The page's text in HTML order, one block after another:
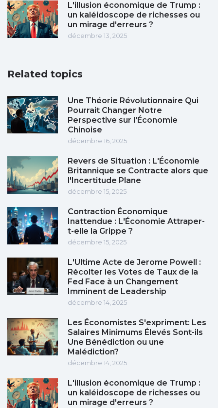
L'illusion économique de Trump :
un kaléidoscope de richesses ou
un mirage d'erreurs ?
décembre 13, 2025
Related topics
Une Théorie Révolutionnaire Qui
Pourrait Changer Notre
Perspective sur l'Économie
Chinoise
décembre 16, 2025
Revers de Situation : L'Économie
Britannique se Contracte alors que
l'Incertitude Plane
décembre 15, 2025
Contraction Économique
Inattendue : L'Économie Attraper-
t-elle la Grippe ?
décembre 15, 2025
L'Ultime Acte de Jerome Powell :
Récolter les Votes de Taux de la
Fed Face à un Changement
Imminent de Leadership
décembre 14, 2025
Les Économistes S'expriment: Les
Salaires Minimums Élevés Sont-ils
Une Bénédiction ou une
Malédiction?
décembre 14, 2025
L'illusion économique de Trump :
un kaléidoscope de richesses ou
un mirage d'erreurs ?